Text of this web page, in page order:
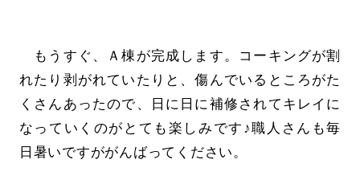
もうすぐ、Ａ棟が完成します。コーキングが割
れたり剥がれていたりと、傷んでいるところがた
くさんあったので、日に日に補修されてキレイに
なっていくのがとても楽しみです♪職人さんも毎
日暑いですががんばってください。